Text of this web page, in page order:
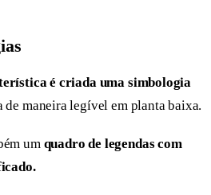
é criada uma simbologia
de maneira legível em planta baixa.
um quadro de legendas com